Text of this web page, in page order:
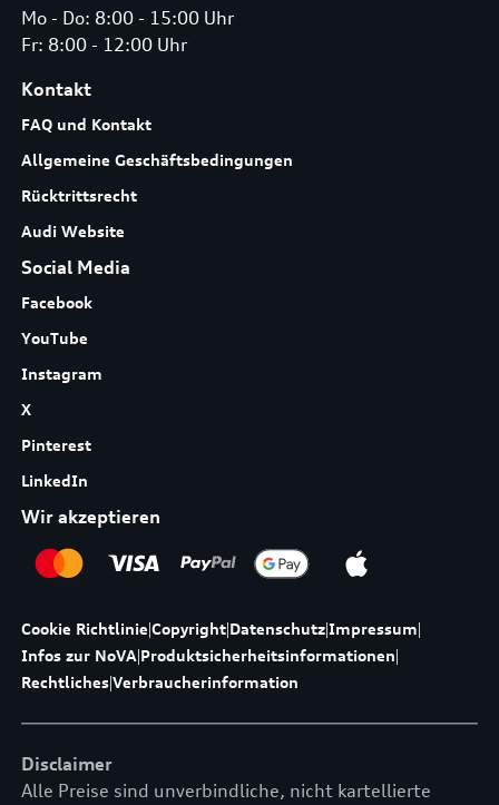
Mo - Do: 8:00 - 15:00 Uhr
Fr: 8:00 - 12:00 Uhr
Kontakt
FAQ und Kontakt
Allgemeine Geschäftsbedingungen
Rücktrittsrecht
Audi Website
Social Media
Facebook
YouTube
Instagram
X
Pinterest
LinkedIn
Wir akzeptieren
Cookie Richtlinie|Copyright|Datenschutz|Impressum|
Infos zur NoVA|Produktsicherheitsinformationen|
Rechtliches|Verbraucherinformation
Disclaimer
Alle Preise sind unverbindliche, nicht kartellierte